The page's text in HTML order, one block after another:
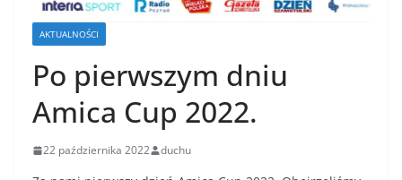
AKTUALNOŚCI
Po pierwszym dniu
Amica Cup 2022.
22 października 2022 duchu